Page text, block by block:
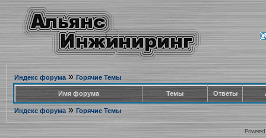
Индекс форума» Горячие Темы
Имя форума Темы Ответы
Индекс форума» Горячие Темы